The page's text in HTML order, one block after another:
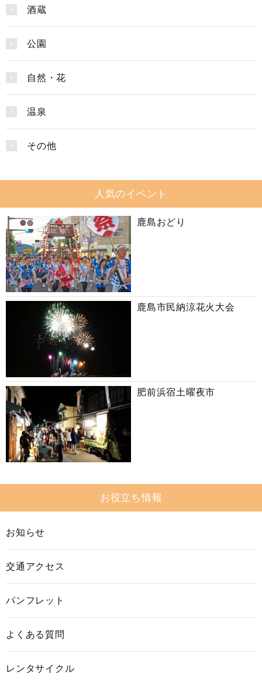
酒蔵
公園
自然・花
温泉
その他
人気のイベント
鹿島おどり
鹿島市民納涼花火大会
肥前浜宿土曜夜市
お役立ち情報
お知らせ
交通アクセス
パンフレット
よくある質問
レンタサイクル